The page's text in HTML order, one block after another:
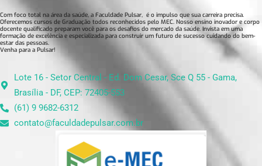
Com foco total na área da saúde, a Faculdade Pulsar, é o impulso que sua carreira precisa.
Oferecemos cursos de Graduação todos reconhecidos pelo MEC. Nosso ensino inovador e corpo
docente qualificado preparam você para os desafios do mercado da saúde. Invista em uma
formação de excelência e especializada para construir um futuro de sucesso cuidando do bem-
estar das pessoas.
Venha para a Pulsar!
Lote 16 - Setor Central - Ed. Dom Cesar, Sce Q 55 - Gama,
Brasília - DF, CEP: 72405-553
(61) 9 9682-6312
contato@faculdadepulsar.com.br